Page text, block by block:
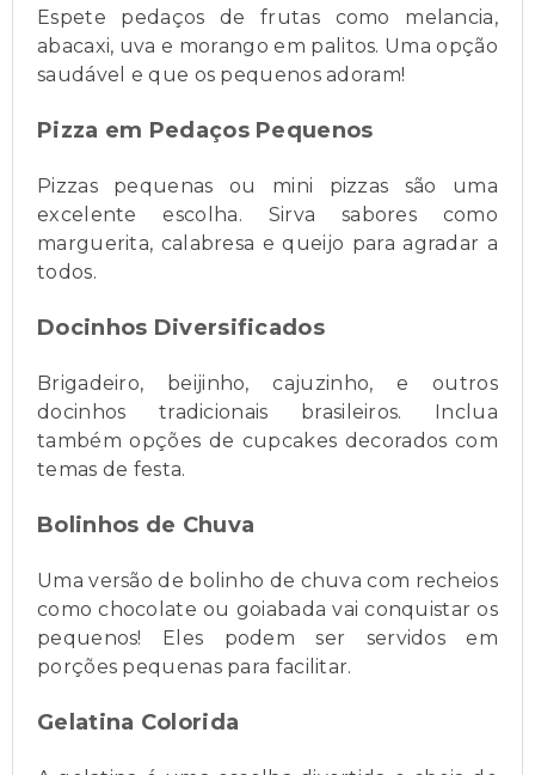
Espete pedaços de frutas como melancia,
abacaxi, uva e morango em palitos. Uma opção
saudável e que os pequenos adoram!
Pizza em Pedaços Pequenos
Pizzas pequenas ou mini pizzas são uma
excelente escolha. Sirva sabores como
marguerita, calabresa e queijo para agradar a
todos.
Docinhos Diversificados
Brigadeiro, beijinho, cajuzinho, e outros
docinhos tradicionais brasileiros. Inclua
também opções de cupcakes decorados com
temas de festa.
Bolinhos de Chuva
Uma versão de bolinho de chuva com recheios
como chocolate ou goiabada vai conquistar os
pequenos! Eles podem ser servidos em
porções pequenas para facilitar.
Gelatina Colorida